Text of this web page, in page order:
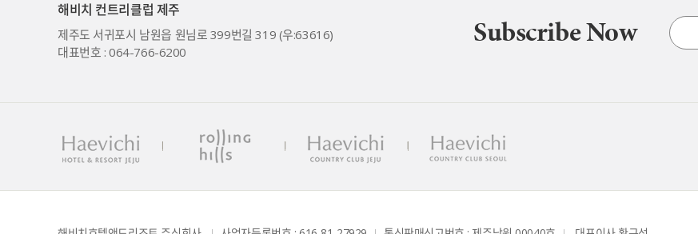
해비치 컨트리클럽 제주
제주도 서귀포시 남원읍 원님로 399번길 319 (우:63616)
대표번호 : 064-766-6200
Subscribe Now